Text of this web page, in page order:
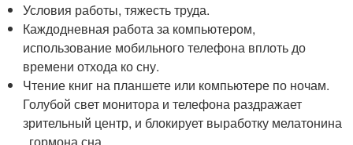
Условия работы, тяжесть труда.
Каждодневная работа за компьютером,
использование мобильного телефона вплоть до
времени отхода ко сну.
Чтение книг на планшете или компьютере по ночам.
Голубой свет монитора и телефона раздражает
зрительный центр, и блокирует выработку мелатонина